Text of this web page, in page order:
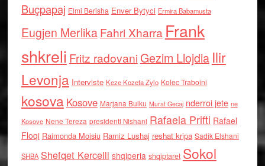
Buçpapaj Elmi Berisha Enver Bytyci Ermira Babamusta
Eugjen MerlikaFahri Xharra Frank
shkreli Fritz radovaniGezim Llojdia Ilir
Levonja Interviste Keze Kozeta Zylo Kolec Traboini
kosova Kosove Marjana Bulku Murat Gecaj nderroi jete ne
Kosove Nene Tereza presidenti Nishani Rafaela Prifti Rafael
Floqi Raimonda Moisiu Ramiz Lushaj reshat kripa Sadik Elshani
SHBA Shefqet Kercelli shqiperia shqiptaret Sokol